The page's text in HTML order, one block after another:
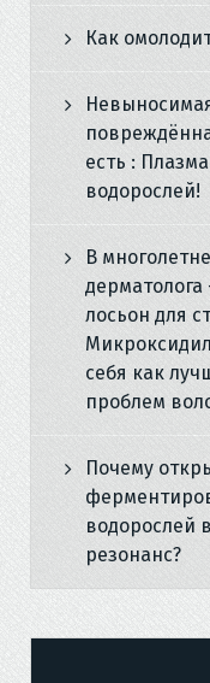
Как
есть :
водорослей!
В
лосьон для
себя как
проблем
Почему
водорослей
резонанс?